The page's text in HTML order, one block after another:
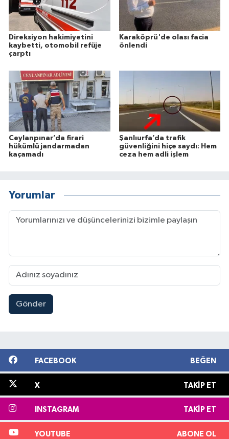
Direksiyon hakimiyetini
kaybetti, otomobil refüje
çarptı
Karaköprü'de olası facia
önlendi
Ceylanpınar’da firari
hükümlü jandarmadan
kaçamadı
Şanlıurfa’da trafik
güvenliğini hiçe saydı: Hem
ceza hem adli işlem
Yorumlar
Gönder
FACEBOOK BEĞEN
X TAKIP ET
INSTAGRAM TAKIP ET
YOUTUBE ABONE OL